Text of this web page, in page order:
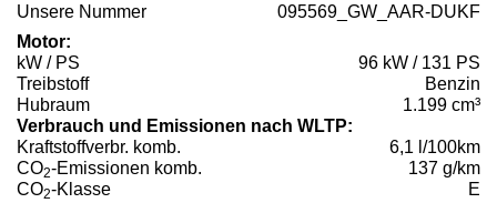
Unsere Nummer
095569_GW_AAR-DUKF
Motor:
kW / PS
96 kW / 131 PS
Treibstoff
Benzin
Hubraum
1.199 cm³
Verbrauch und Emissionen nach WLTP:
Kraftstoffverbr. komb.
6,1 l/100km
CO2-Emissionen komb.
137 g/km
CO2-Klasse E